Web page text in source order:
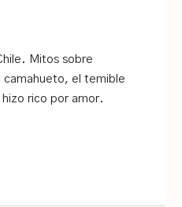
Mitos sobre
camahueto, el temible
rico por amor.